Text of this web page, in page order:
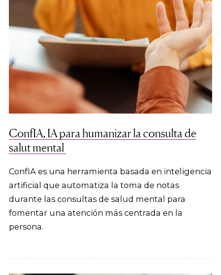
ConfIA, IA para humanizar la consulta de
salut mental
ConfIA es una herramienta basada en inteligencia
artificial que automatiza la toma de notas
durante las consultas de salud mental para
fomentar una atención más centrada en la
persona.